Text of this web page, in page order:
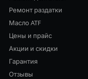
Ремонт раздатки
Масло ATF
Цены и прайс
Акции и скидки
Гарантия
Отзывы